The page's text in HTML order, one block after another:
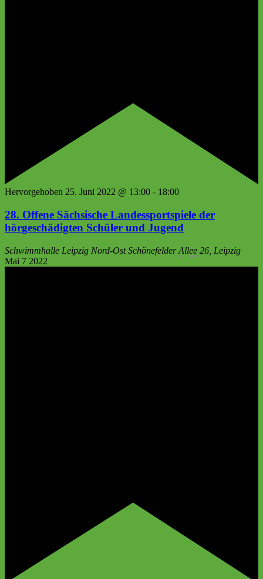
Hervorgehoben 25. Juni 2022 @ 13:00 - 18:00
28. Offene Sächsische Landessportspiele der
hörgeschädigten Schüler und Jugend
Schwimmhalle Leipzig Nord-OstSchönefelderAllee 26, Leipzig
Mai 7 2022